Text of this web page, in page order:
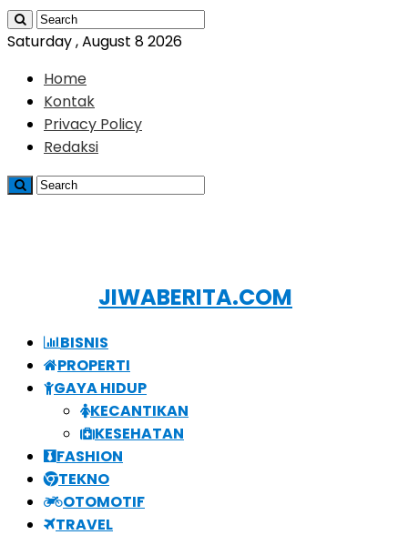
Saturday , August 8 2026
Home
Kontak
Privacy Policy
Redaksi
JIWABERITA.COM
BISNIS
PROPERTI
GAYA HIDUP
KECANTIKAN
KESEHATAN
FASHION
TEKNO
OTOMOTIF
TRAVEL